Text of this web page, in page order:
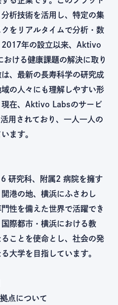
析技術を活用し、特定の集
をリアルタイムで分析・数
2017年の設立以来、Aktivo
おける健康課題の解決に取り
、最新の長寿科学の研究成
の人々にも理解しやすい形
現在、Aktivo Labsのサービ
用されており、一人一人の
ます。
研究科、附属2 病院を擁す
港の地、横浜にふさわし
性を備えた世界で活躍でき
際都市・横浜における教
ことを使命とし、社会の発
大学を目指しています。
点について